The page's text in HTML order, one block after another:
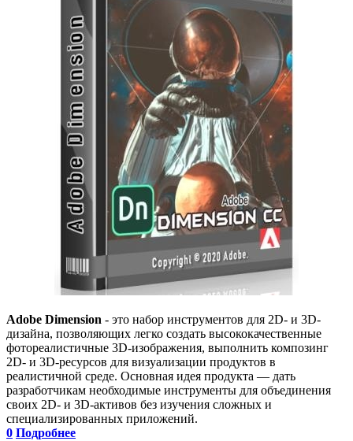
Adobe Dimension - это набор инструментов для 2D- и 3D-
дизайна, позволяющих легко создать высококачественные
фотореалистичные 3D-изображения, выполнить композинг
2D- и 3D-ресурсов для визуализации продуктов в
реалистичной среде. Основная идея продукта — дать
разработчикам необходимые инструменты для объединения
своих 2D- и 3D-активов без изучения сложных и
специализированных приложений.
0 Подробнее